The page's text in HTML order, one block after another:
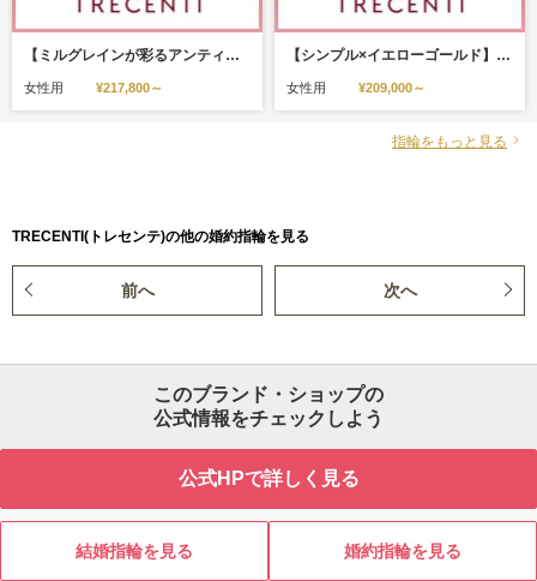
【ミルグレインが彩るアンティーク風リング】ジプソフィラ（FLO-6M）
女性用 ¥217,800～
【シンプル×イエローゴールド】チポーラ（CIPOLLA-A)
女性用 ¥209,000～
指輪をもっと見る
TRECENTI(トレセンテ)の他の婚約指輪を見る
前へ 次へ
このブランド・ショップの
公式情報をチェックしよう
公式HPで詳しく見る
結婚指輪を見る 婚約指輪を見る